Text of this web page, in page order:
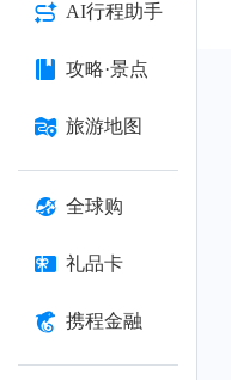
AI行程助手
攻略·景点
旅游地图
全球购
礼品卡
携程金融